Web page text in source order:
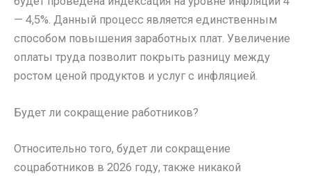
— 4,5%. Данный процесс является единственным
способом повышения заработных плат. Увеличение
оплаты труда позволит покрыть разницу между
ростом ценой продуктов и услуг с инфляцией.
Будет ли сокращение работников?
Относительно того, будет ли сокращение
соцработников в 2026 году, также никакой